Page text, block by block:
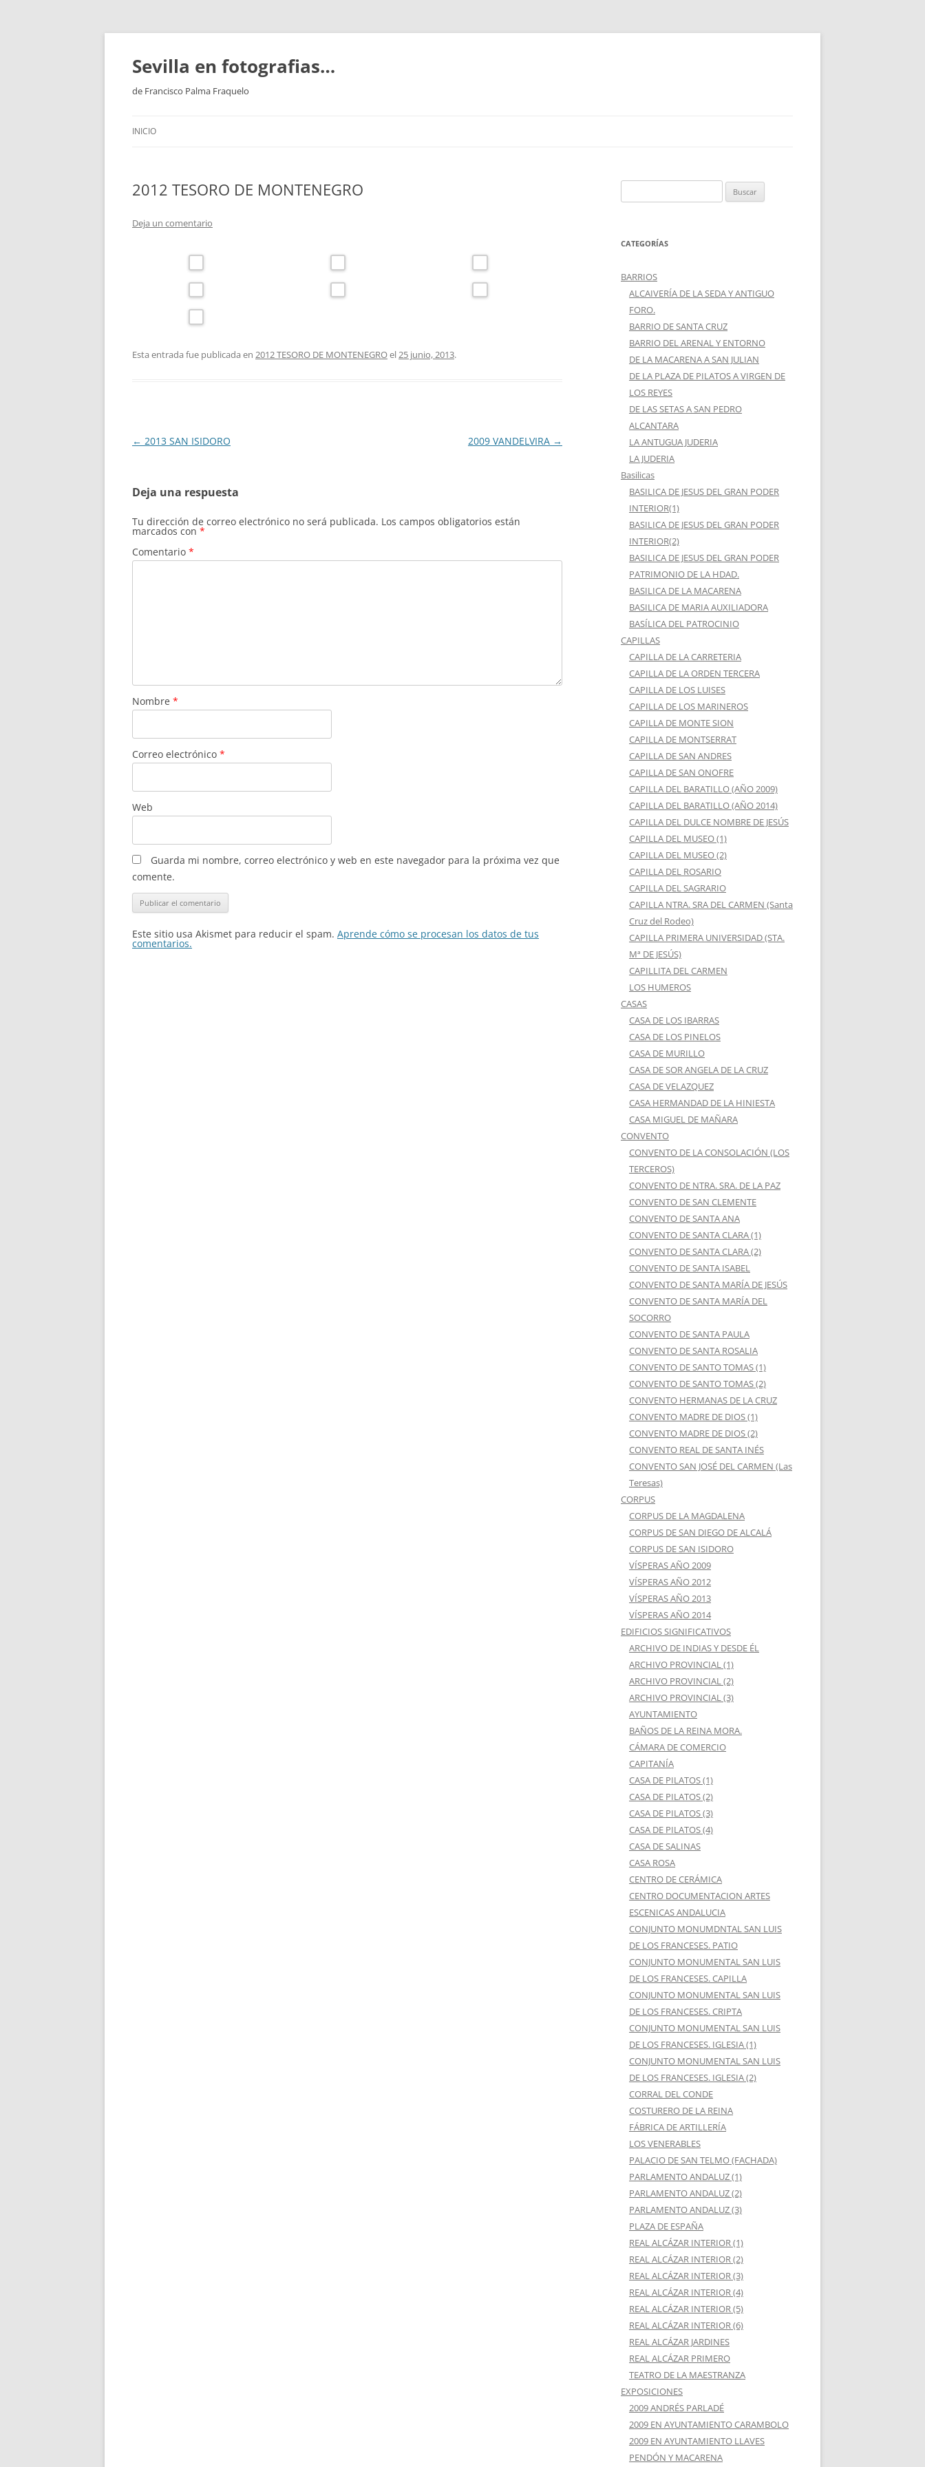
Saltar
contenido
Sevilla en fotografias…
de Francisco Palma Fraquelo
INICIO
2012 TESORO DE MONTENEGRO
Deja un comentario
Esta entrada fue publicada en 2012 TESORO DE MONTENEGROel 25 junio, 2013.
Navegación
← 2013 SAN ISIDORO 2009 VANDELVIRA →
Deja una respuesta
Tu dirección de correo electrónico no será publicada. Los campos obligatorios están
marcados con *
Comentario *
Nombre *
Correo electrónico *
Web
Guarda mi nombre, correo electrónico y web en este navegador para la próxima vez que
comente.
Este sitio usa Akismet para reducir el spam. Aprende cómo se procesan los datos de tus
comentarios.
CATEGORÍAS
BARRIOS
ALCAIVERÍA DE LA SEDA Y ANTIGUO
FORO.
BARRIO DE SANTA CRUZ
BARRIO DEL ARENAL Y ENTORNO
DE LA MACARENA A SAN JULIAN
DE LA PLAZA DE PILATOS A VIRGEN DE
LOS REYES
DE LAS SETAS A SAN PEDRO
ALCANTARA
LA ANTUGUA JUDERIA
LA JUDERIA
Basilicas
BASILICA DE JESUS DEL GRAN PODER
INTERIOR(1)
BASILICA DE JESUS DEL GRAN PODER
INTERIOR(2)
BASILICA DE JESUS DEL GRAN PODER
PATRIMONIO DE LA HDAD.
BASILICA DE LA MACARENA
BASILICA DE MARIA AUXILIADORA
BASÍLICA DEL PATROCINIO
CAPILLAS
CAPILLA DE LA CARRETERIA
CAPILLA DE LA ORDEN TERCERA
CAPILLA DE LOS LUISES
CAPILLA DE LOS MARINEROS
CAPILLA DE MONTE SION
CAPILLA DE MONTSERRAT
CAPILLA DE SAN ANDRES
CAPILLA DE SAN ONOFRE
CAPILLA DEL BARATILLO (AÑO 2009)
CAPILLA DEL BARATILLO (AÑO 2014)
CAPILLA DEL DULCE NOMBRE DE JESÚS
CAPILLA DEL MUSEO (1)
CAPILLA DEL MUSEO (2)
CAPILLA DEL ROSARIO
CAPILLA DEL SAGRARIO
CAPILLA NTRA. SRA DEL CARMEN (Santa
Cruz del Rodeo)
CAPILLA PRIMERA UNIVERSIDAD (STA.
Mª DE JESÚS)
CAPILLITA DEL CARMEN
LOS HUMEROS
CASAS
CASA DE LOS IBARRAS
CASA DE LOS PINELOS
CASA DE MURILLO
CASA DE SOR ANGELA DE LA CRUZ
CASA DE VELAZQUEZ
CASA HERMANDAD DE LA HINIESTA
CASA MIGUEL DE MAÑARA
CONVENTO
CONVENTO DE LA CONSOLACIÓN (LOS
TERCEROS)
CONVENTO DE NTRA. SRA. DE LA PAZ
CONVENTO DE SAN CLEMENTE
CONVENTO DE SANTA ANA
CONVENTO DE SANTA CLARA (1)
CONVENTO DE SANTA CLARA (2)
CONVENTO DE SANTA ISABEL
CONVENTO DE SANTA MARÍA DE JESÚS
CONVENTO DE SANTA MARÍA DEL
SOCORRO
CONVENTO DE SANTA PAULA
CONVENTO DE SANTA ROSALIA
CONVENTO DE SANTO TOMAS (1)
CONVENTO DE SANTO TOMAS (2)
CONVENTO HERMANAS DE LA CRUZ
CONVENTO MADRE DE DIOS (1)
CONVENTO MADRE DE DIOS (2)
CONVENTO REAL DE SANTA INÉS
CONVENTO SAN JOSÉ DEL CARMEN (Las
Teresas)
CORPUS
CORPUS DE LA MAGDALENA
CORPUS DE SAN DIEGO DE ALCALÁ
CORPUS DE SAN ISIDORO
VÍSPERAS AÑO 2009
VÍSPERAS AÑO 2012
VÍSPERAS AÑO 2013
VÍSPERAS AÑO 2014
EDIFICIOS SIGNIFICATIVOS
ARCHIVO DE INDIAS Y DESDE ÉL
ARCHIVO PROVINCIAL (1)
ARCHIVO PROVINCIAL (2)
ARCHIVO PROVINCIAL (3)
AYUNTAMIENTO
BAÑOS DE LA REINA MORA.
CÁMARA DE COMERCIO
CAPITANÍA
CASA DE PILATOS (1)
CASA DE PILATOS (2)
CASA DE PILATOS (3)
CASA DE PILATOS (4)
CASA DE SALINAS
CASA ROSA
CENTRO DE CERÁMICA
CENTRO DOCUMENTACION ARTES
ESCENICAS ANDALUCIA
CONJUNTO MONUMDNTAL SAN LUIS
DE LOS FRANCESES. PATIO
CONJUNTO MONUMENTAL SAN LUIS
DE LOS FRANCESES. CAPILLA
CONJUNTO MONUMENTAL SAN LUIS
DE LOS FRANCESES. CRIPTA
CONJUNTO MONUMENTAL SAN LUIS
DE LOS FRANCESES. IGLESIA (1)
CONJUNTO MONUMENTAL SAN LUIS
DE LOS FRANCESES. IGLESIA (2)
CORRAL DEL CONDE
COSTURERO DE LA REINA
FÁBRICA DE ARTILLERÍA
LOS VENERABLES
PALACIO DE SAN TELMO (FACHADA)
PARLAMENTO ANDALUZ (1)
PARLAMENTO ANDALUZ (2)
PARLAMENTO ANDALUZ (3)
PLAZA DE ESPAÑA
REAL ALCÁZAR INTERIOR (1)
REAL ALCÁZAR INTERIOR (2)
REAL ALCÁZAR INTERIOR (3)
REAL ALCÁZAR INTERIOR (4)
REAL ALCÁZAR INTERIOR (5)
REAL ALCÁZAR INTERIOR (6)
REAL ALCÁZAR JARDINES
REAL ALCÁZAR PRIMERO
TEATRO DE LA MAESTRANZA
EXPOSICIONES
2009 ANDRÉS PARLADÉ
2009 EN AYUNTAMIENTO CARAMBOLO
2009 EN AYUNTAMIENTO LLAVES
PENDÓN Y MACARENA